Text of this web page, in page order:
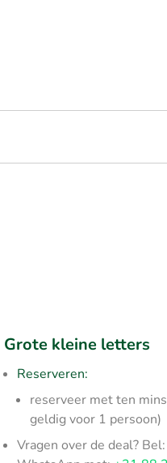
Grote kleine letters
Reserveren:
reserveer met ten
geldig voor 1 persoon)
Vragen over de deal?